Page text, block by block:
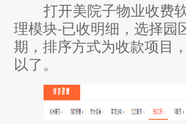
打开美院子物业收费
理模块-已收明细，选择园
期，排序方式为收款项目
以了。